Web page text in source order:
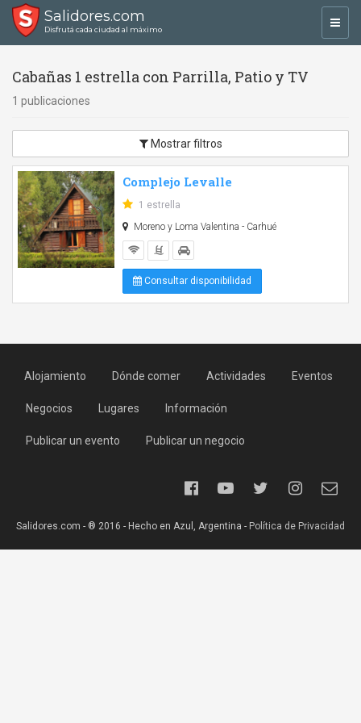
Salidores.com
Disfrutá cada ciudad al máximo
Cabañas 1 estrella con Parrilla, Patio y TV
1 publicaciones
Mostrar filtros
Complejo Levalle
1 estrella
Moreno y Loma Valentina - Carhué
Consultar disponibilidad
Alojamiento Dónde comer Actividades Eventos
Negocios Lugares Información
Publicar un evento Publicar un negocio
Salidores.com - ® 2016 - Hecho en Azul, Argentina - Política de Privacidad